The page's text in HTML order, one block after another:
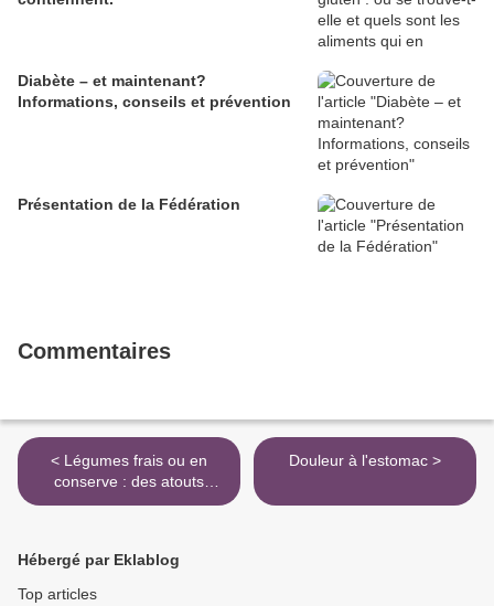
Diabète – et maintenant?
Informations, conseils et prévention
Présentation de la Fédération
Commentaires
< Légumes frais ou en
conserve : des atouts
nutritionnels semblables
Douleur à l'estomac >
Hébergé par Eklablog
Top articles